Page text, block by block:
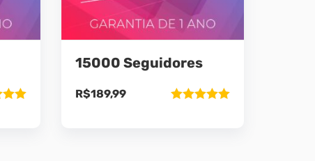
15000 Seguidores
R$189,99